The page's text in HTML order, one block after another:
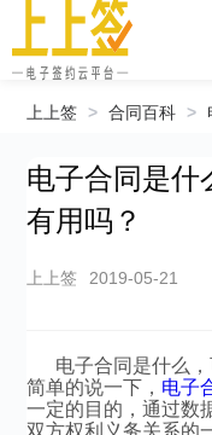
上上签 > 合同百科 >
电子合同是什
有用吗？
上上签 2019-05-21
电子合同是什么
简单的说一下， 电子
一定的目的，通过数
双方权利义务关系的